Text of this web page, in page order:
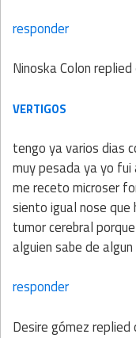
responder
Ninoska Colonreplied
VERTIGOS
tengo ya varios dias
muy pesada ya yo
me receto microser
siento igual nose que
tumor cerebral
alguien sabe de
responder
Desire gómezreplied